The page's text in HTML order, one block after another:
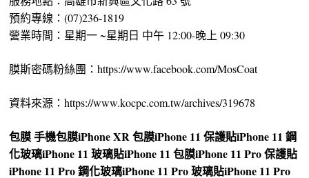
預約專線：(07)236-1819
營業時間：星期一 ~星期日 中午 12:00-晚上 09:30
膜斯密碼粉絲團：https://www.facebook.com/MosCoat
資料來源：https://www.kocpc.com.tw/archives/319678
包膜手機包膜iPhone XR 包膜iPhone 11 保護貼iPhone 11 鋼
化玻璃iPhone 11 玻璃貼iPhone 11 包膜iPhone 11 Pro 保護貼
iPhone 11 Pro 鋼化玻璃iPhone 11 Pro 玻璃貼iPhone 11 Pro